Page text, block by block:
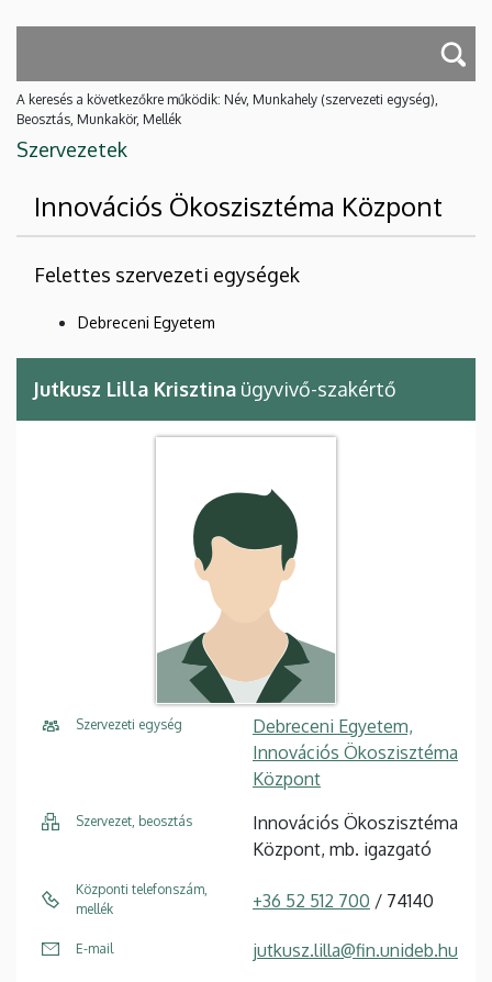
A keresés a következőkre működik: Név, Munkahely (szervezeti egység),
Beosztás, Munkakör, Mellék
Szervezetek
Innovációs Ökoszisztéma Központ
Felettes szervezeti egységek
Debreceni Egyetem
Jutkusz Lilla Krisztina ügyvivő-szakértő
Szervezeti egység
Debreceni Egyetem,
Innovációs Ökoszisztéma
Központ
Szervezet, beosztás
Innovációs Ökoszisztéma
Központ, mb. igazgató
Központi telefonszám,
mellék
+36 52 512 700 / 74140
E-mail jutkusz.lilla@fin.unideb.hu